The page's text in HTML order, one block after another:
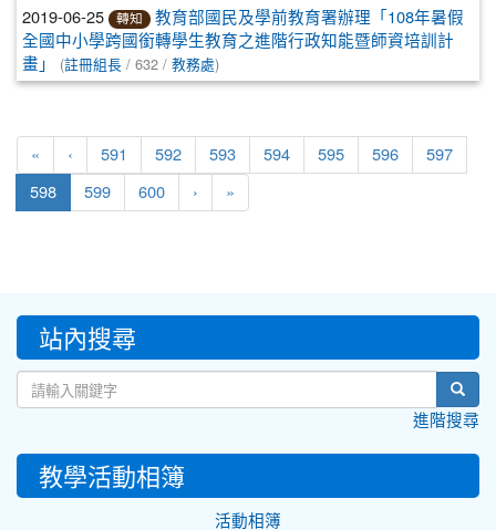
2019-06-25 轉知
教育部國民及學前教育署辦理「108年暑假
全國中小學跨國銜轉學生教育之進階行政知能暨師資培訓計
畫」
(註冊組長 / 632 / 教務處)
« ‹ 591 592 593 594 595 596 597
598(current)
599 600 › »
::: 站內搜尋
進階搜尋
教學活動相簿
活動相簿